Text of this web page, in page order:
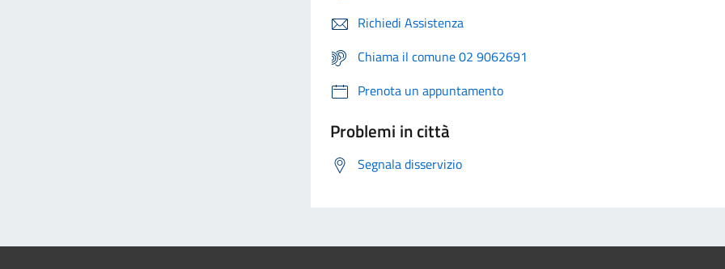
Richiedi Assistenza
Chiama il comune 02 9062691
Prenota un appuntamento
Problemi in città
Segnala disservizio